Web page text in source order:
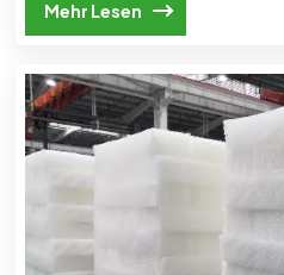
Mehr Lesen